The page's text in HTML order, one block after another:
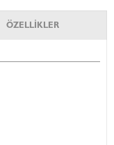
ÖZELLİKLER